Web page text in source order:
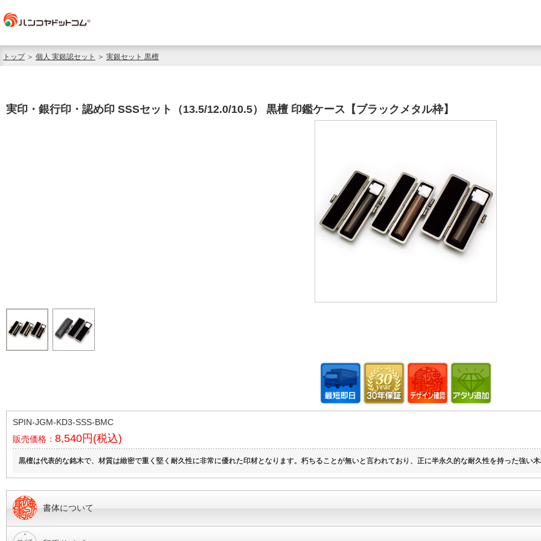
トップ＞ 個人 実銀認セット ＞ 実銀セット 黒檀
実印・銀行印・認め印 SSSセット（13.5/12.0/10.5） 黒檀 印鑑ケース【ブラックメタル枠】
SPIN-JGM-KD3-SSS-BMC
販売価格： 8,540円(税込)
黒檀は代表的な銘木で、材質は緻密で重く堅く耐久性に非常に優れた印材となります。朽ちることが無いと言われており、正に半永久的な耐久性を持った強い
書体について